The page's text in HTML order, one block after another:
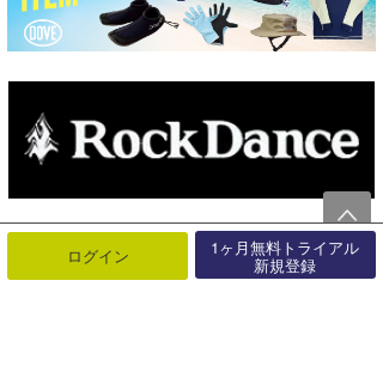
ログイン 1ヶ月無料トライアル
新規登録